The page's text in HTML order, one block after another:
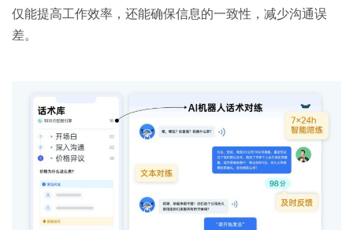
仅能提高工作效率，还能确保信息的一致性，减少沟通误
差。